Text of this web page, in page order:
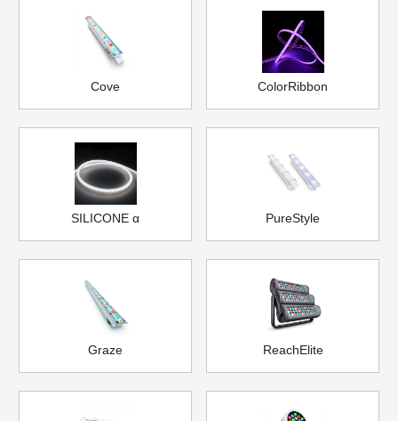
Cove ColorRibbon
SILICONE α PureStyle
Graze ReachElite